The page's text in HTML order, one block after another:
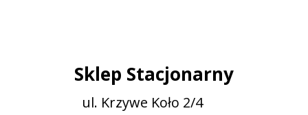
ul. Krzywe Koło 2/4
Sklep Stacjonarny